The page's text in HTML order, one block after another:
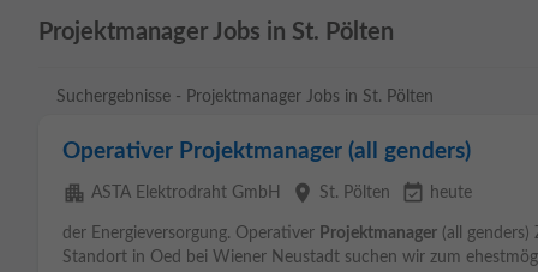
Projektmanager Jobs in St. Pölten
Suchergebnisse - Projektmanager Jobs in St. Pölten
Operativer Projektmanager (all genders)
apartment ASTA Elektrodraht GmbH place St. Pölten event_available heute
der Energieversorgung. Operativer Projektmanager (all genders)
Standort in Oed bei Wiener Neustadt suchen wir zum